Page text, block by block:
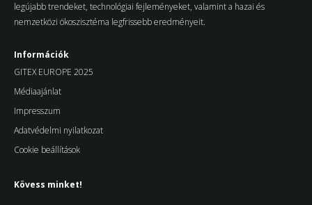
legújabb trendeket, technológiai fejleményeket, valamint a hazai és
nemzetközi ökoszisztéma legfrissebb eredményeit.
Információk
GITEX EUROPE 2025
Médiaajánlat
Impresszum
Adatvédelmi nyilatkozat
Cookie beállítások
Kövess minket!